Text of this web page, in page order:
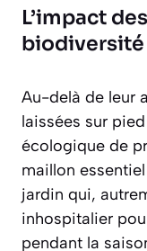
L’impact
biodiversité
Au-delà de leur
laissées sur
écologique de
maillon
jardin qui,
inhospitalier
pendant la